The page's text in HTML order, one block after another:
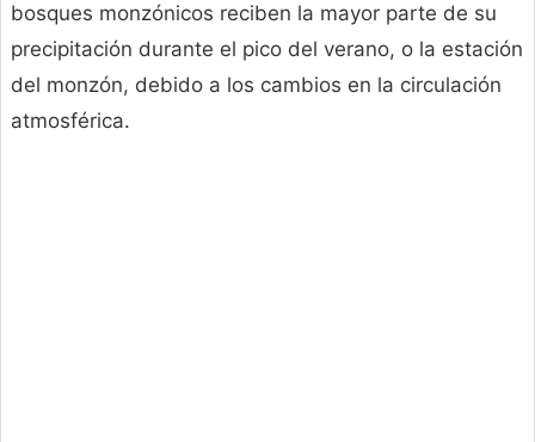
bosques monzónicos reciben la mayor parte de su
precipitación durante el pico del verano, o la estación
del monzón, debido a los cambios en la circulación
atmosférica.